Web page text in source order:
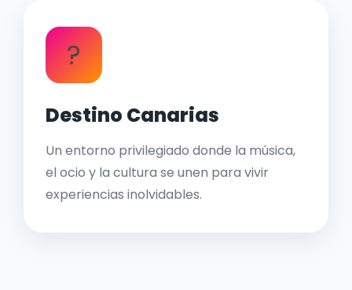
?
Destino Canarias
Un entorno privilegiado donde la música,
el ocio y la cultura se unen para vivir
experiencias inolvidables.